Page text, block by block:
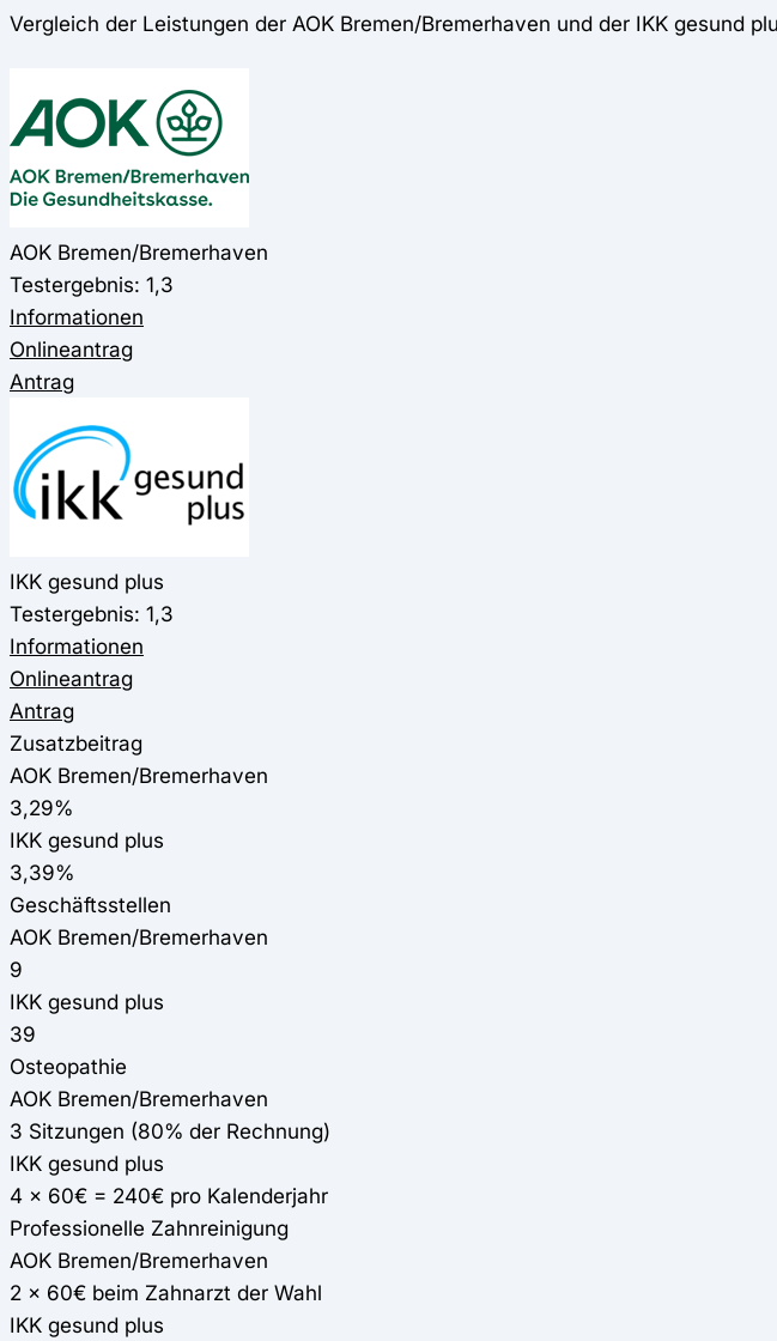
Vergleich der Leistungen der AOK Bremen/Bremerhaven und der IKK gesund
AOK Bremen/Bremerhaven
Testergebnis: 1,3
Informationen
Onlineantrag
Antrag
IKK gesund plus
Testergebnis: 1,3
Informationen
Onlineantrag
Antrag
Zusatzbeitrag
AOK Bremen/Bremerhaven
3,29%
IKK gesund plus
3,39%
Geschäftsstellen
AOK Bremen/Bremerhaven
9
IKK gesund plus
39
Osteopathie
AOK Bremen/Bremerhaven
3 Sitzungen (80% der Rechnung)
IKK gesund plus
4 x 60€ = 240€ pro Kalenderjahr
Professionelle Zahnreinigung
AOK Bremen/Bremerhaven
2 x 60€ beim Zahnarzt der Wahl
IKK gesund plus